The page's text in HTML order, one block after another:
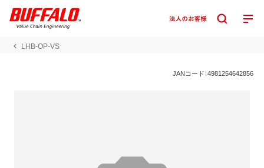
LHB-OP-VS
JANコード：4981254642856